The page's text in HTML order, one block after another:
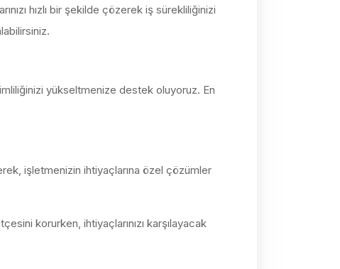
hızlı bir şekilde çözerek iş sürekliliğinizi
yükseltmenize destek oluyoruz. En
işletmenizin ihtiyaçlarına özel çözümler
korurken, ihtiyaçlarınızı karşılayacak